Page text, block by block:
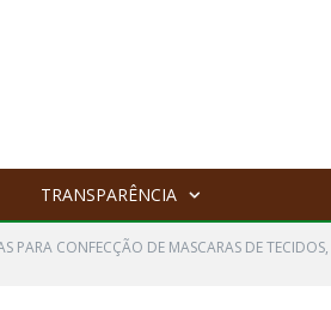
TRANSPARÊNCIA
PARA CONFECÇÃO DE MASCARAS DE TECIDOS,